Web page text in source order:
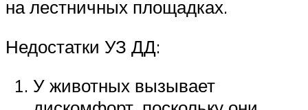
на лестничных площадках.
Недостатки УЗ ДД:
У животных вызывает